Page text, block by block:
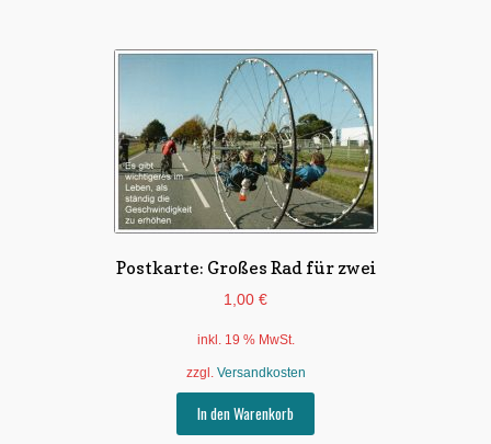
Postkarte: Großes Rad für zwei
1,00 €
inkl. 19 % MwSt.
zzgl. Versandkosten
In den Warenkorb